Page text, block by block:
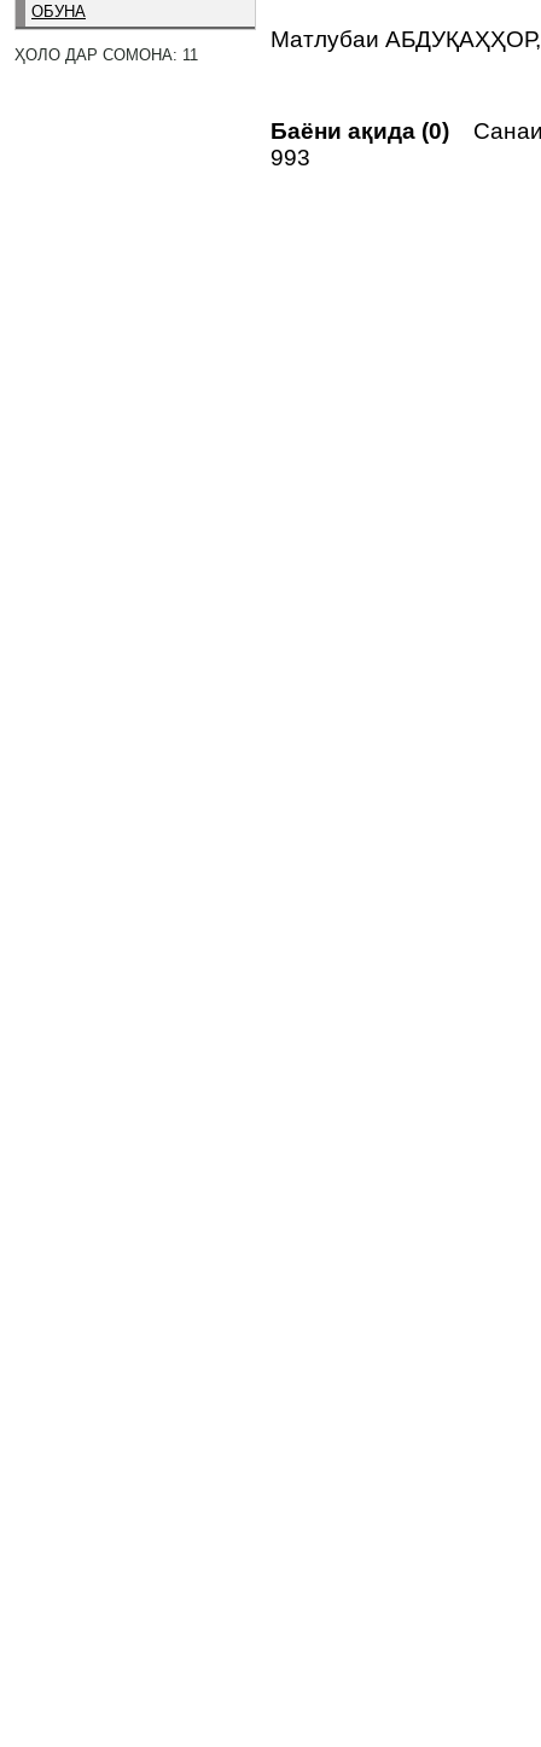
ОБУНА
ҲОЛО ДАР СОМОНА: 11
Матлубаи АБДУҚАҲҲОР,
Баёни ақида (0)
993